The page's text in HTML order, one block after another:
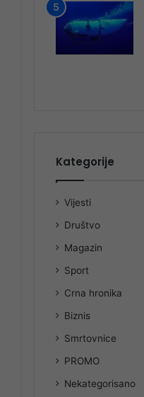
Kategorije
Vijesti
Društvo
Magazin
Sport
Crna hronika
Biznis
Smrtovnice
PROMO
Nekategorisano